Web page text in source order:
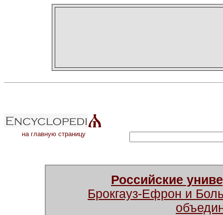
на главную страницу
Российские
Брокгауз-Ефрон и